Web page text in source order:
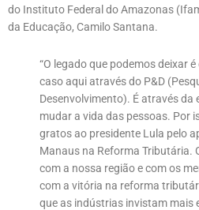
do Instituto Federal do Amazonas
da Educação, Camilo Santana.
“O legado que podemos deixar
caso aqui através do P&D
Desenvolvimento). É através da
mudar a vida das pessoas. Por
gratos ao presidente Lula pelo
Manaus na Reforma Tributária.
com a nossa região e com os
com a vitória na reforma
que as indústrias invistam mais